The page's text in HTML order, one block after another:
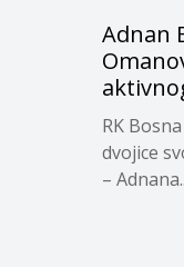
Adnan
RK
dvojice
–